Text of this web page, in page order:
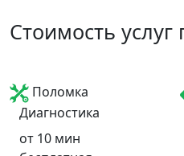
Стоимость
Поломка
Диагностика
от 10 мин